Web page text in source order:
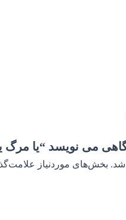
می نویسد “یا مرگ
شد. بخش‌های موردنیاز